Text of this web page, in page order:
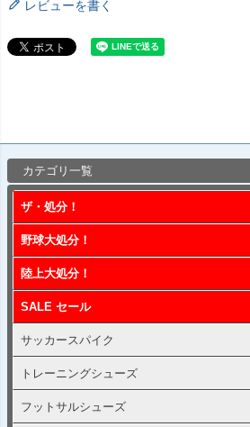
レビューを書く
カテゴリ一覧
ザ・処分！
野球大処分！
陸上大処分！
SALE セール
サッカースパイク
トレーニングシューズ
フットサルシューズ